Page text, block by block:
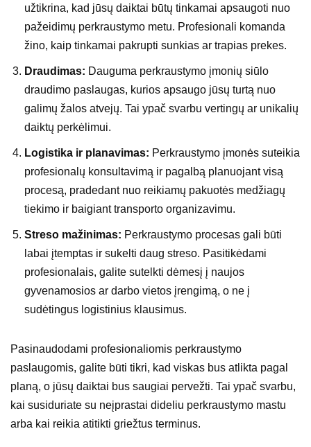
užtikrina, kad jūsų daiktai būtų tinkamai apsaugoti nuo
pažeidimų perkraustymo metu. Profesionali komanda
žino, kaip tinkamai pakrupti sunkias ar trapias prekes.
Draudimas: Dauguma perkraustymo įmonių siūlo
draudimo paslaugas, kurios apsaugo jūsų turtą nuo
galimų žalos atvejų. Tai ypač svarbu vertingų ar unikalių
daiktų perkėlimui.
Logistika ir planavimas: Perkraustymo įmonės suteikia
profesionalų konsultavimą ir pagalbą planuojant visą
procesą, pradedant nuo reikiamų pakuotės medžiagų
tiekimo ir baigiant transporto organizavimu.
Streso mažinimas: Perkraustymo procesas gali būti
labai įtemptas ir sukelti daug streso. Pasitikėdami
profesionalais, galite sutelkti dėmesį į naujos
gyvenamosios ar darbo vietos įrengimą, o ne į
sudėtingus logistinius klausimus.
Pasinaudodami profesionaliomis perkraustymo
paslaugomis, galite būti tikri, kad viskas bus atlikta pagal
planą, o jūsų daiktai bus saugiai pervežti. Tai ypač svarbu,
kai susiduriate su neįprastai dideliu perkraustymo mastu
arba kai reikia atitikti griežtus terminus.